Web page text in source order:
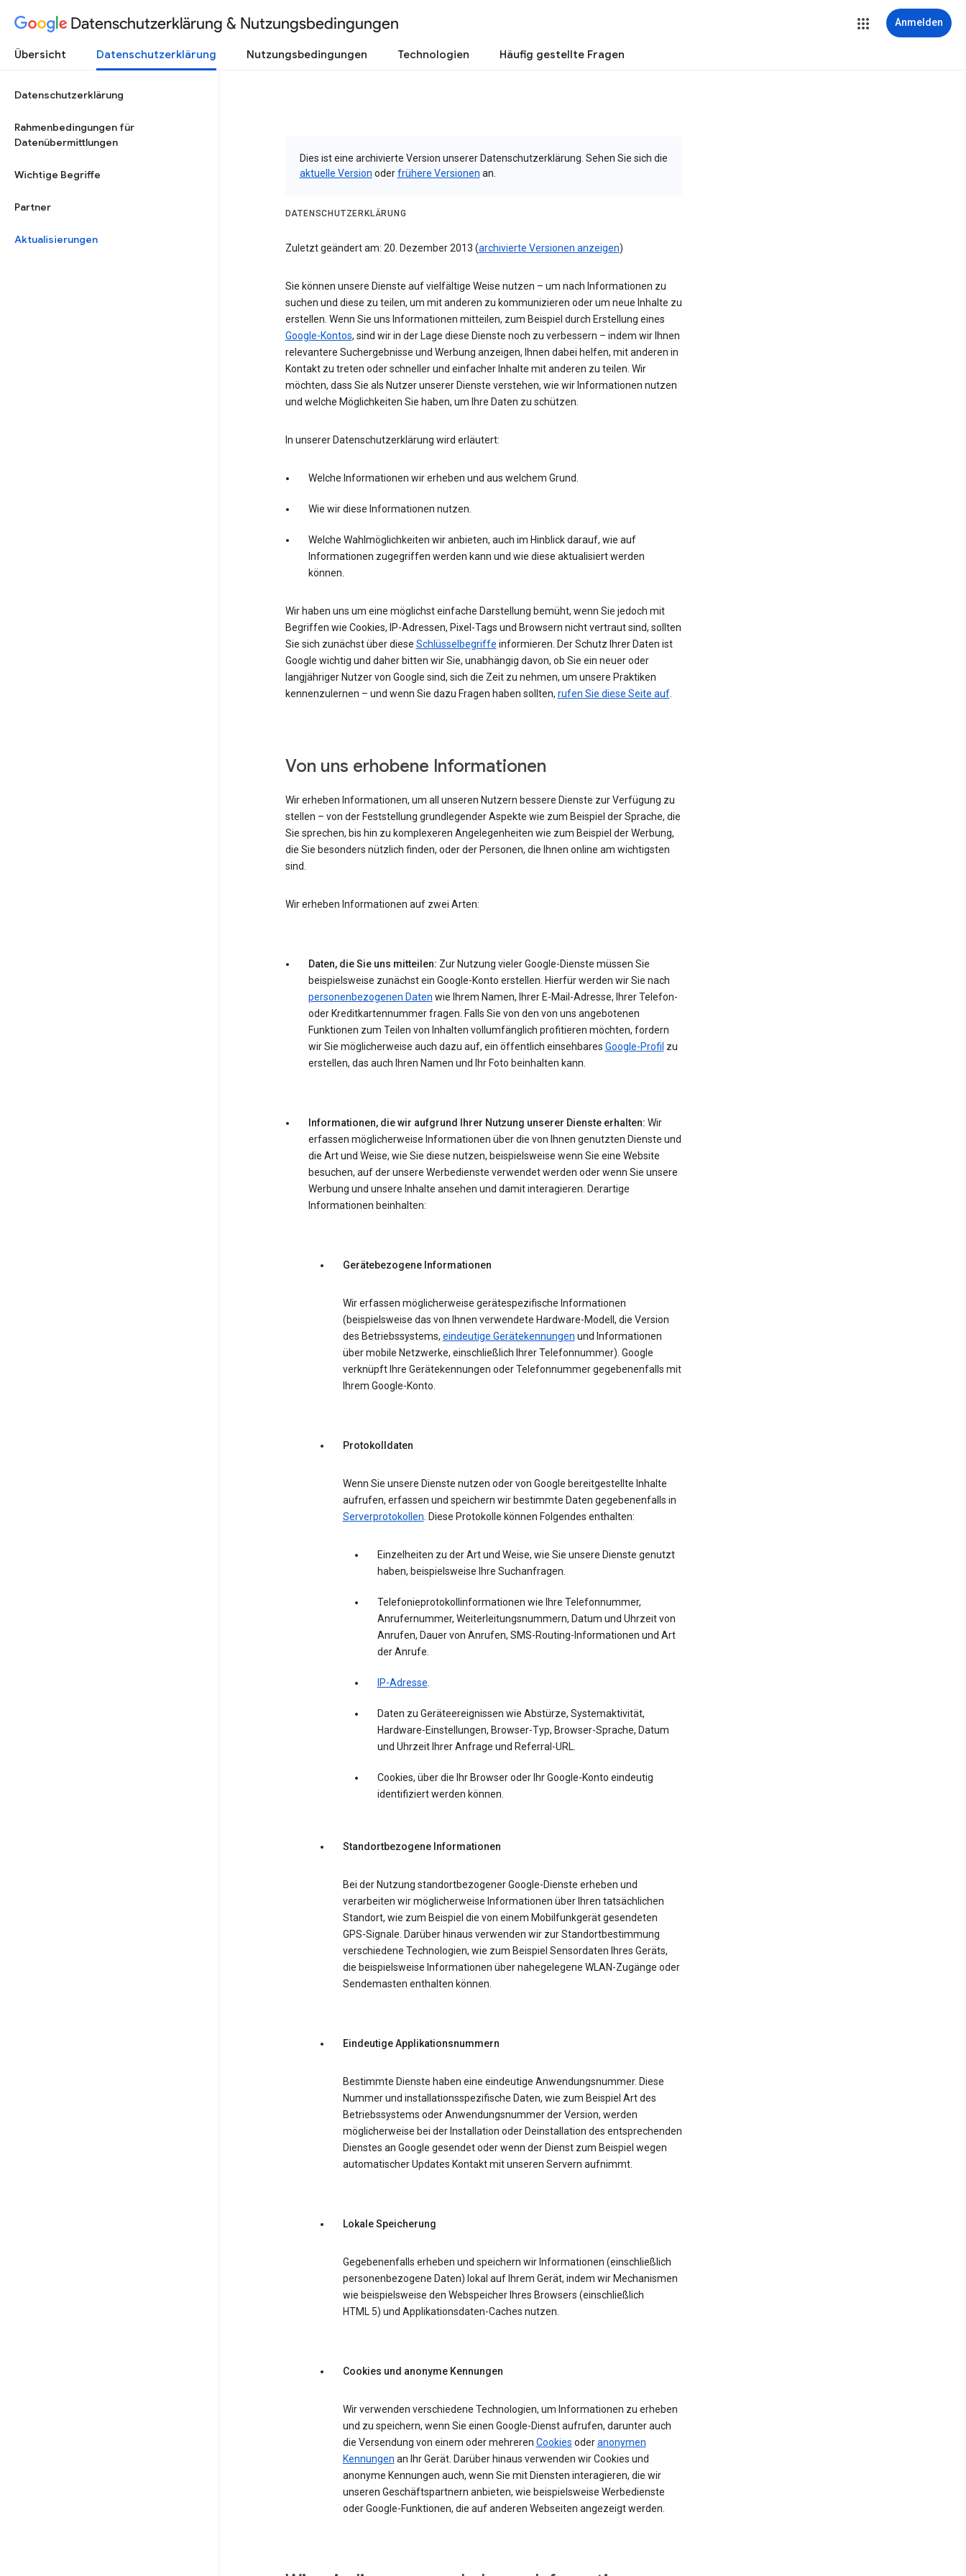
Datenschutzerklärung & Nutzungsbedingungen Anmelden
Übersicht Datenschutzerklärung Nutzungsbedingungen Technologien Häufig gestellte Fragen
Datenschutzerklärung
Rahmenbedingungen für
Datenübermittlungen
Wichtige Begriffe
Partner
Aktualisierungen
Dies ist eine archivierte Version unserer Datenschutzerklärung. Sehen Sie sich die
aktuelle Version oderfrühere Versionen an.
DATENSCHUTZERKLÄRUNG
Zuletzt geändert am: 20. Dezember 2013 (archivierte Versionen anzeigen)
Sie können unsere Dienste auf vielfältige Weise nutzen – um nach Informationen zu
suchen und diese zu teilen, um mit anderen zu kommunizieren oder um neue Inhalte zu
erstellen. Wenn Sie uns Informationen mitteilen, zum Beispiel durch Erstellung eines
Google-Kontos, sind wir in der Lage diese Dienste noch zu verbessern – indem wir Ihnen
relevantere Suchergebnisse und Werbung anzeigen, Ihnen dabei helfen, mit anderen in
Kontakt zu treten oder schneller und einfacher Inhalte mit anderen zu teilen. Wir
möchten, dass Sie als Nutzer unserer Dienste verstehen, wie wir Informationen nutzen
und welche Möglichkeiten Sie haben, um Ihre Daten zu schützen.
In unserer Datenschutzerklärung wird erläutert:
Welche Informationen wir erheben und aus welchem Grund.
Wie wir diese Informationen nutzen.
Welche Wahlmöglichkeiten wir anbieten, auch im Hinblick darauf, wie auf
Informationen zugegriffen werden kann und wie diese aktualisiert werden
können.
Wir haben uns um eine möglichst einfache Darstellung bemüht, wenn Sie jedoch mit
Begriffen wie Cookies, IP-Adressen, Pixel-Tags und Browsern nicht vertraut sind, sollten
Sie sich zunächst über diese Schlüsselbegriffe informieren. Der Schutz Ihrer Daten ist
Google wichtig und daher bitten wir Sie, unabhängig davon, ob Sie ein neuer oder
langjähriger Nutzer von Google sind, sich die Zeit zu nehmen, um unsere Praktiken
kennenzulernen – und wenn Sie dazu Fragen haben sollten, rufen Sie diese Seite auf.
Von uns erhobene Informationen
Wir erheben Informationen, um all unseren Nutzern bessere Dienste zur Verfügung zu
stellen – von der Feststellung grundlegender Aspekte wie zum Beispiel der Sprache, die
Sie sprechen, bis hin zu komplexeren Angelegenheiten wie zum Beispiel der Werbung,
die Sie besonders nützlich finden, oder der Personen, die Ihnen online am wichtigsten
sind.
Wir erheben Informationen auf zwei Arten:
Daten, die Sie uns mitteilen: Zur Nutzung vieler Google-Dienste müssen Sie
beispielsweise zunächst ein Google-Konto erstellen. Hierfür werden wir Sie nach
personenbezogenen Daten wie Ihrem Namen, Ihrer E-Mail-Adresse, Ihrer Telefon-
oder Kreditkartennummer fragen. Falls Sie von den von uns angebotenen
Funktionen zum Teilen von Inhalten vollumfänglich profitieren möchten, fordern
wir Sie möglicherweise auch dazu auf, ein öffentlich einsehbares Google-Profil zu
erstellen, das auch Ihren Namen und Ihr Foto beinhalten kann.
Informationen, die wir aufgrund Ihrer Nutzung unserer Dienste erhalten: Wir
erfassen möglicherweise Informationen über die von Ihnen genutzten Dienste und
die Art und Weise, wie Sie diese nutzen, beispielsweise wenn Sie eine Website
besuchen, auf der unsere Werbedienste verwendet werden oder wenn Sie unsere
Werbung und unsere Inhalte ansehen und damit interagieren. Derartige
Informationen beinhalten:
Gerätebezogene Informationen
Wir erfassen möglicherweise gerätespezifische Informationen
(beispielsweise das von Ihnen verwendete Hardware-Modell, die Version
des Betriebssystems, eindeutige Gerätekennungen und Informationen
über mobile Netzwerke, einschließlich Ihrer Telefonnummer). Google
verknüpft Ihre Gerätekennungen oder Telefonnummer gegebenenfalls mit
Ihrem Google-Konto.
Protokolldaten
Wenn Sie unsere Dienste nutzen oder von Google bereitgestellte Inhalte
aufrufen, erfassen und speichern wir bestimmte Daten gegebenenfalls in
Serverprotokollen. Diese Protokolle können Folgendes enthalten:
Einzelheiten zu der Art und Weise, wie Sie unsere Dienste genutzt
haben, beispielsweise Ihre Suchanfragen.
Telefonieprotokollinformationen wie Ihre Telefonnummer,
Anrufernummer, Weiterleitungsnummern, Datum und Uhrzeit von
Anrufen, Dauer von Anrufen, SMS-Routing-Informationen und Art
der Anrufe.
IP-Adresse.
Daten zu Geräteereignissen wie Abstürze, Systemaktivität,
Hardware-Einstellungen, Browser-Typ, Browser-Sprache, Datum
und Uhrzeit Ihrer Anfrage und Referral-URL.
Cookies, über die Ihr Browser oder Ihr Google-Konto eindeutig
identifiziert werden können.
Standortbezogene Informationen
Bei der Nutzung standortbezogener Google-Dienste erheben und
verarbeiten wir möglicherweise Informationen über Ihren tatsächlichen
Standort, wie zum Beispiel die von einem Mobilfunkgerät gesendeten
GPS-Signale. Darüber hinaus verwenden wir zur Standortbestimmung
verschiedene Technologien, wie zum Beispiel Sensordaten Ihres Geräts,
die beispielsweise Informationen über nahegelegene WLAN-Zugänge oder
Sendemasten enthalten können.
Eindeutige Applikationsnummern
Bestimmte Dienste haben eine eindeutige Anwendungsnummer. Diese
Nummer und installationsspezifische Daten, wie zum Beispiel Art des
Betriebssystems oder Anwendungsnummer der Version, werden
möglicherweise bei der Installation oder Deinstallation des entsprechenden
Dienstes an Google gesendet oder wenn der Dienst zum Beispiel wegen
automatischer Updates Kontakt mit unseren Servern aufnimmt.
Lokale Speicherung
Gegebenenfalls erheben und speichern wir Informationen (einschließlich
personenbezogene Daten) lokal auf Ihrem Gerät, indem wir Mechanismen
wie beispielsweise den Webspeicher Ihres Browsers (einschließlich
HTML 5) und Applikationsdaten-Caches nutzen.
Cookies und anonyme Kennungen
Wir verwenden verschiedene Technologien, um Informationen zu erheben
und zu speichern, wenn Sie einen Google-Dienst aufrufen, darunter auch
die Versendung von einem oder mehreren Cookies oderanonymen
Kennungen an Ihr Gerät. Darüber hinaus verwenden wir Cookies und
anonyme Kennungen auch, wenn Sie mit Diensten interagieren, die wir
unseren Geschäftspartnern anbieten, wie beispielsweise Werbedienste
oder Google-Funktionen, die auf anderen Webseiten angezeigt werden.